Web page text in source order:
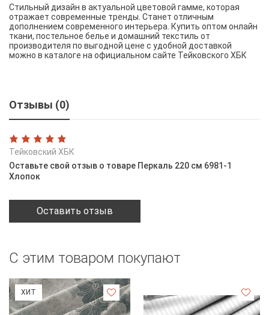
Стильный дизайн в актуальной цветовой гамме, которая
отражает современные тренды. Станет отличным
дополнением современного интерьера. Купить оптом онлайн
ткани, постельное белье и домашний текстиль от
производителя по выгодной цене с удобной доставкой
можно в каталоге на официальном сайте Тейковского ХБК
Отзывы (0)
Тейковский ХБК
Оставьте свой отзыв о товаре Перкаль 220 см 6981-1
Хлопок
Оставить отзыв
С этим товаром покупают
ХИТ